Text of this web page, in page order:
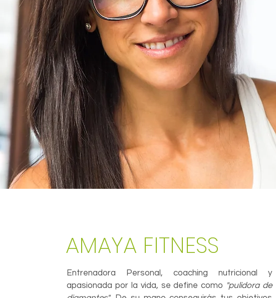
AMAYA FITNESS
Entrenadora Personal, coaching nutricional y
apasionada por la vida, se define como "pulidora de